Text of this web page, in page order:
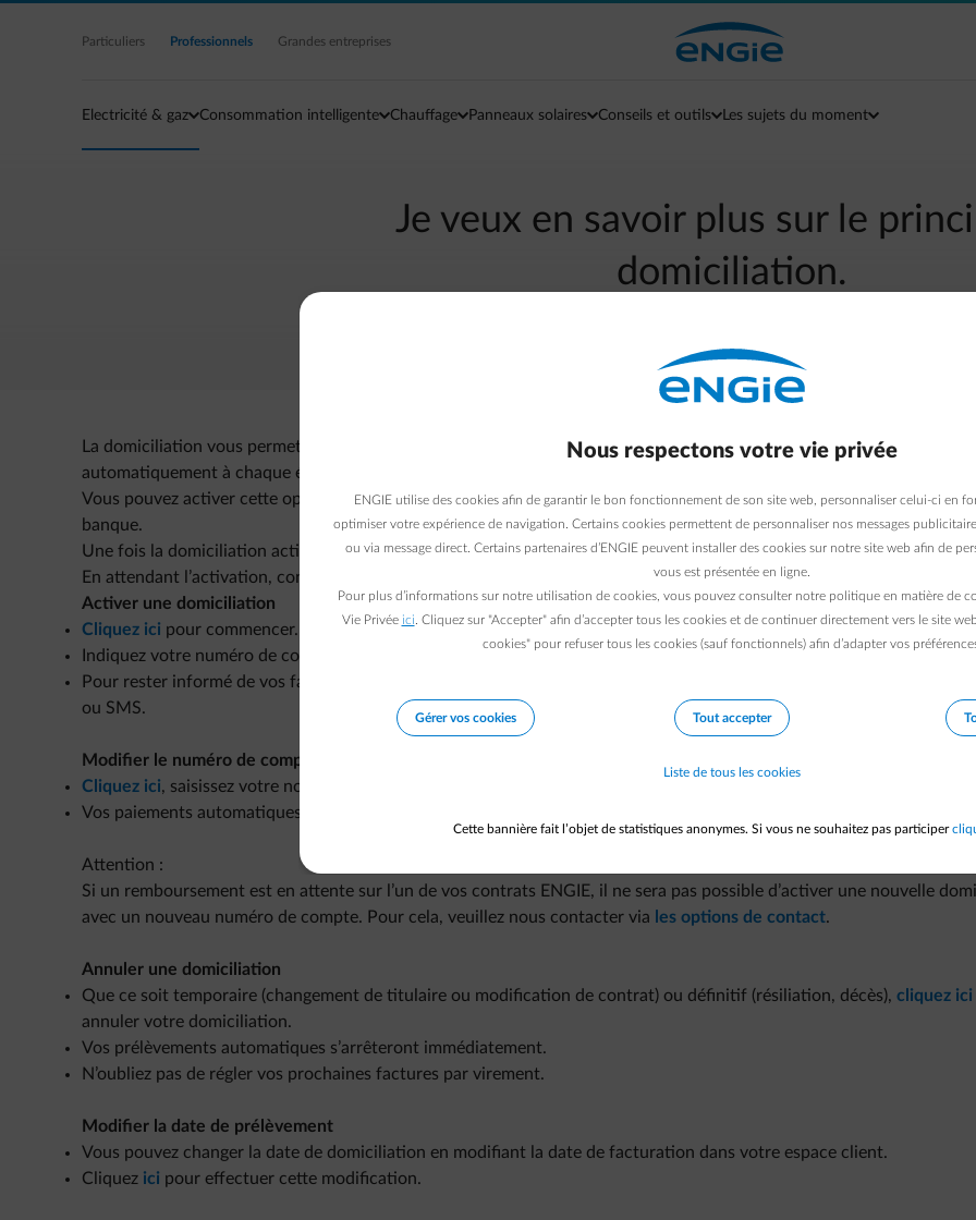
Accéder au contenu principal
Particuliers Professionnels Grandes entreprises
Electricité & gaz Consommation intelligente Chauffage Panneaux solaires Conseils et outils Les sujets du moment
Je veux en savoir plus sur le
domiciliation.
Retour à la page contact
La domiciliation vous permet de lier votre contrat d’énergie à votre compte bancaire afin que vos factures soient
automatiquement à chaque échéance.
Vous pouvez activer cette option directement via votre espace client : nous nous occupons des démarches auprès de
banque.
Une fois la domiciliation activée, vos paiements seront effectués automatiquement.
En attendant l’activation, continuez à régler vos factures par virement.
Activer une domiciliation
Cliquez ici pour commencer.
Indiquez votre numéro de compte et vos préférences, et nous nous chargeons du reste.
Pour rester informé de vos factures (acomptes et annuelles), choisissez si vous souhaitez recevoir une notification
ou SMS.
Modifier le numéro de compte
Cliquez ici, saisissez votre nouveau numéro de compte et le code de confirmation reçu par e-mail ou SMS.
Vos paiements automatiques seront alors effectués depuis ce nouveau compte.
Attention :
Si un remboursement est en attente sur l’un de vos contrats ENGIE, il ne sera pas possible d’activer une nouvelle
avec un nouveau numéro de compte. Pour cela, veuillez nous contacter via les options de contact.
Annuler une domiciliation
Que ce soit temporaire (changement de titulaire ou modification de contrat) ou définitif (résiliation, décès), cliquez ici
annuler votre domiciliation.
Vos prélèvements automatiques s’arrêteront immédiatement.
N’oubliez pas de régler vos prochaines factures par virement.
Modifier la date de prélèvement
Vous pouvez changer la date de domiciliation en modifiant la date de facturation dans votre espace client.
Cliquez ici pour effectuer cette modification.
Nous respectons votre vie privée
ENGIE utilise des cookies afin de garantir le bon fonctionnement de son site web, personnaliser celui-ci en
optimiser votre expérience de navigation. Certains cookies permettent de personnaliser nos messages
ou via message direct. Certains partenaires d’ENGIE peuvent installer des cookies sur notre site web afin de
vous est présentée en ligne.
Pour plus d’informations sur notre utilisation de cookies, vous pouvez consulter notre politique en matière de
Vie Privée ici . Cliquez sur "Accepter" afin d’accepter tous les cookies et de continuer directement vers le site
cookies" pour refuser tous les cookies (sauf fonctionnels) afin d’adapter vos
Gérer vos cookies Tout accepter
Liste de tous les cookies
Cette bannière fait l’objet de statistiques anonymes. Si vous ne souhaitez pas participer